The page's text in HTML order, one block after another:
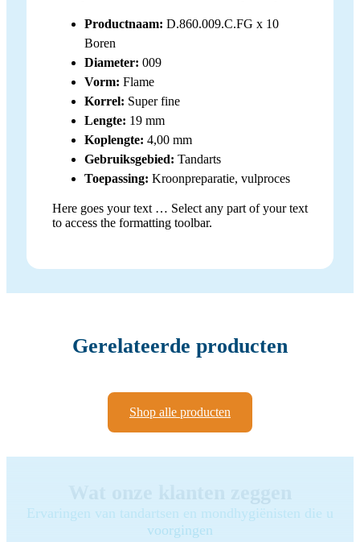
Productnaam: D.860.009.C.FG x 10
Boren
Diameter: 009
Vorm: Flame
Korrel: Super fine
Lengte: 19 mm
Koplengte: 4,00 mm
Gebruiksgebied: Tandarts
Toepassing: Kroonpreparatie, vulproces
Here goes your text … Select any part of your text
to access the formatting toolbar.
Gerelateerde producten
Shop alle producten
Ervaringen van tandartsen en mondhygiënisten die u
voorgingen